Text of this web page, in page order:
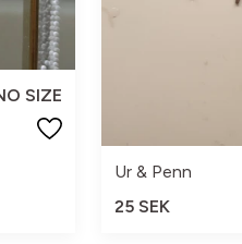
SIZE
Ur & Penn
25 SEK